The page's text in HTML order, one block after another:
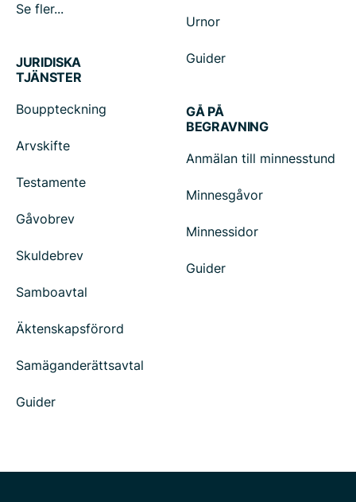
Se fler...
Urnor
Guider
JURIDISKA
TJÄNSTER
Bouppteckning
Arvskifte
Testamente
Gåvobrev
Skuldebrev
Samboavtal
Äktenskapsförord
Samäganderättsavtal
Guider
GÅ PÅ
BEGRAVNING
Anmälan till minnesstund
Minnesgåvor
Minnessidor
Guider